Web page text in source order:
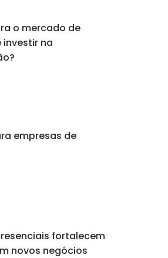
o mercado de
investir na
empresas de
fortalecem
novos negócios